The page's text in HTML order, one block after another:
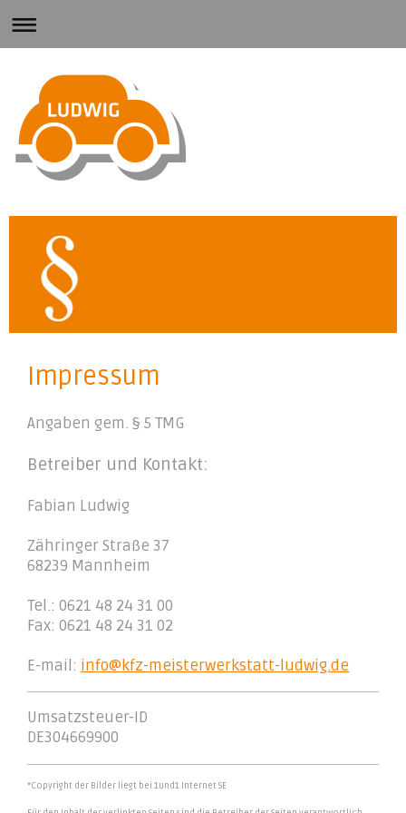
Impressum
Angaben gem. § 5 TMG
Betreiber und Kontakt:
Fabian Ludwig
Zähringer Straße 37
68239 Mannheim
Tel.: 0621 48 24 31 00
Fax: 0621 48 24 31 02
E-mail: info@kfz-meisterwerkstatt-ludwig.de
Umsatzsteuer-ID
DE304669900
*Copyright der Bilder liegt bei 1und1 Internet SE